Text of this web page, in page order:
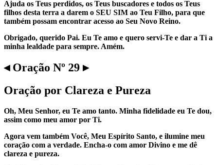
Ajuda os Teus perdidos, os Teus buscadores e todos os Teus
filhos desta terra a darem o SEU SIM ao Teu Filho, para que
também possam encontrar acesso ao Seu Novo Reino.
Obrigado, querido Pai. Eu Te amo e quero servi-Te e dar a Ti a
minha lealdade para sempre. Amém.
◂ Oração Nº 29 ▸
Oração por Clareza e Pureza
Oh, Meu Senhor, eu Te amo tanto. Minha fidelidade eu Te dou,
assim como meu amor por Ti.
Agora vem também Você, Meu Espírito Santo, e ilumine meu
coração com a verdade. Encha-o com amor Divino e me dê
clareza e pureza.